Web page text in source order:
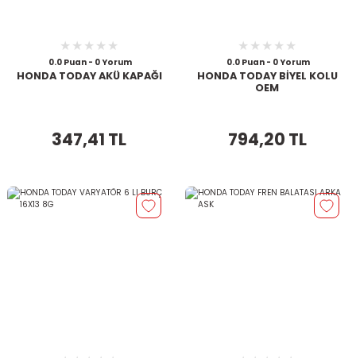
0.0 Puan - 0 Yorum
HONDA TODAY AKÜ KAPAĞI
347,41 TL
0.0 Puan - 0 Yorum
HONDA TODAY BİYEL KOLU
OEM
794,20 TL